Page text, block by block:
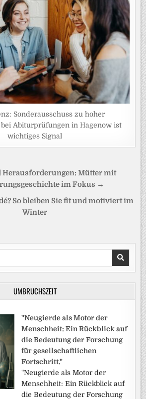
Sonderausschuss zu hoher
Abiturprüfungen in Hagenow ist
wichtiges Signal
Herausforderungen: Mütter mit
im Fokus →
So bleiben Sie fit und motiviert im
Winter
UMBRUCHSZEIT
"Neugierde als Motor der
Menschheit: Ein Rückblick auf
die Bedeutung der Forschung
für gesellschaftlichen
Fortschritt."
"Neugierde als Motor der
Menschheit: Ein Rückblick auf
die Bedeutung der Forschung